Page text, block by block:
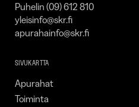
Puhelin (09) 612 810
yleisinfo@skr.fi
apurahainfo@skr.fi
SIVUKARTTA
Apurahat
Toiminta